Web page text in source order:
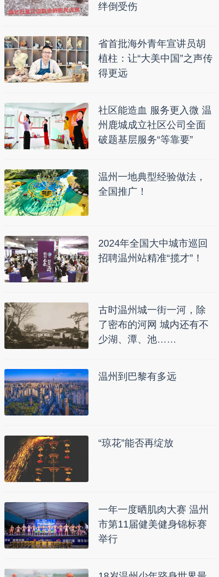
绊倒受伤
省首批海外青年宣讲员胡
植柱：让“大美中国”之声传
得更远
社区能造血 服务更入微 温
州鹿城成立社区公司全面
破题基层服务“等靠要”
温州一地典型经验做法，
全国推广！
2024年全国大中城市巡回
招聘温州站精准“揽才”！
古时温州城一街一河，除
了密布的河网 城内还有不
少湖、潭、池……
温州到巴黎有多远
“琼花”能否再绽放
一年一度晒肌肉大赛 温州
市第11届健美健身锦标赛
举行